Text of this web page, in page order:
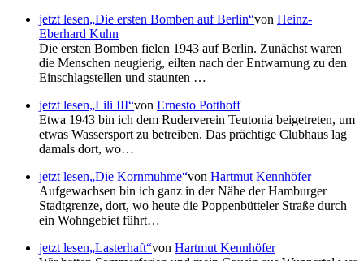
jetzt lesen Die ersten Bomben auf Berlin von Heinz-
Eberhard Kuhn
Die ersten Bomben fielen 1943 auf Berlin. Zunächst waren
die Menschen neugierig, eilten nach der Entwarnung zu den
Einschlagstellen und staunten …
jetzt lesen Lili III von Ernesto Potthoff
Etwa 1943 bin ich dem Ruderverein Teutonia beigetreten, um
etwas Wassersport zu betreiben. Das prächtige Clubhaus lag
damals dort, wo…
jetzt lesen Die Kornmuhme von Hartmut Kennhöfer
Aufgewachsen bin ich ganz in der Nähe der Hamburger
Stadtgrenze, dort, wo heute die Poppenbütteler Straße durch
ein Wohngebiet führt…
jetzt lesen Lasterhaft von Hartmut Kennhöfer